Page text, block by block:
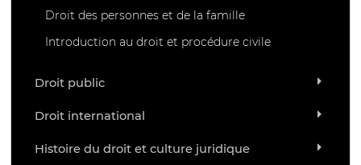
Droit des personnes et de la famille
Introduction au droit et procédure civile
Droit public
Droit international
Histoire du droit et culture juridique